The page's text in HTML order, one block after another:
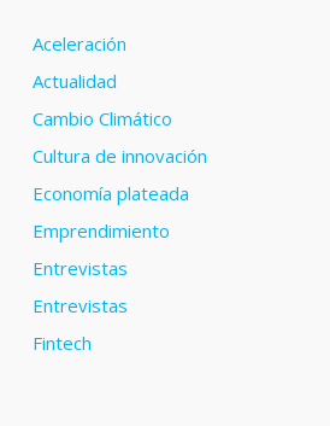
Aceleración
Actualidad
Cambio Climático
Cultura de innovación
Economía plateada
Emprendimiento
Entrevistas
Entrevistas
Fintech